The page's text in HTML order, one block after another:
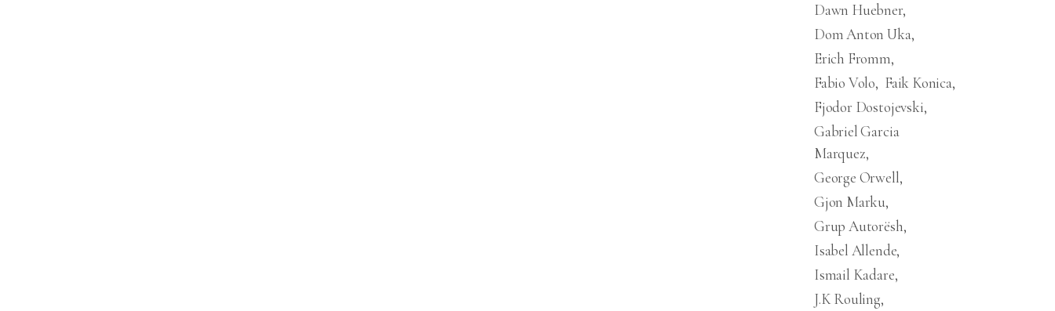
Dawn Huebner
Dom Anton Uka
Erich Fromm
Fabio Volo
Faik Konica
Fjodor Dostojevski
Gabriel Garcia
Marquez
George Orwell
Gjon Marku
Grup Autorësh
Isabel Allende
Ismail Kadare
J.K Rouling